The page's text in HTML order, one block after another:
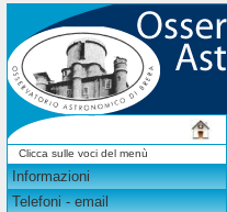
Clicca sulle voci del menù
Informazioni
Telefoni - email